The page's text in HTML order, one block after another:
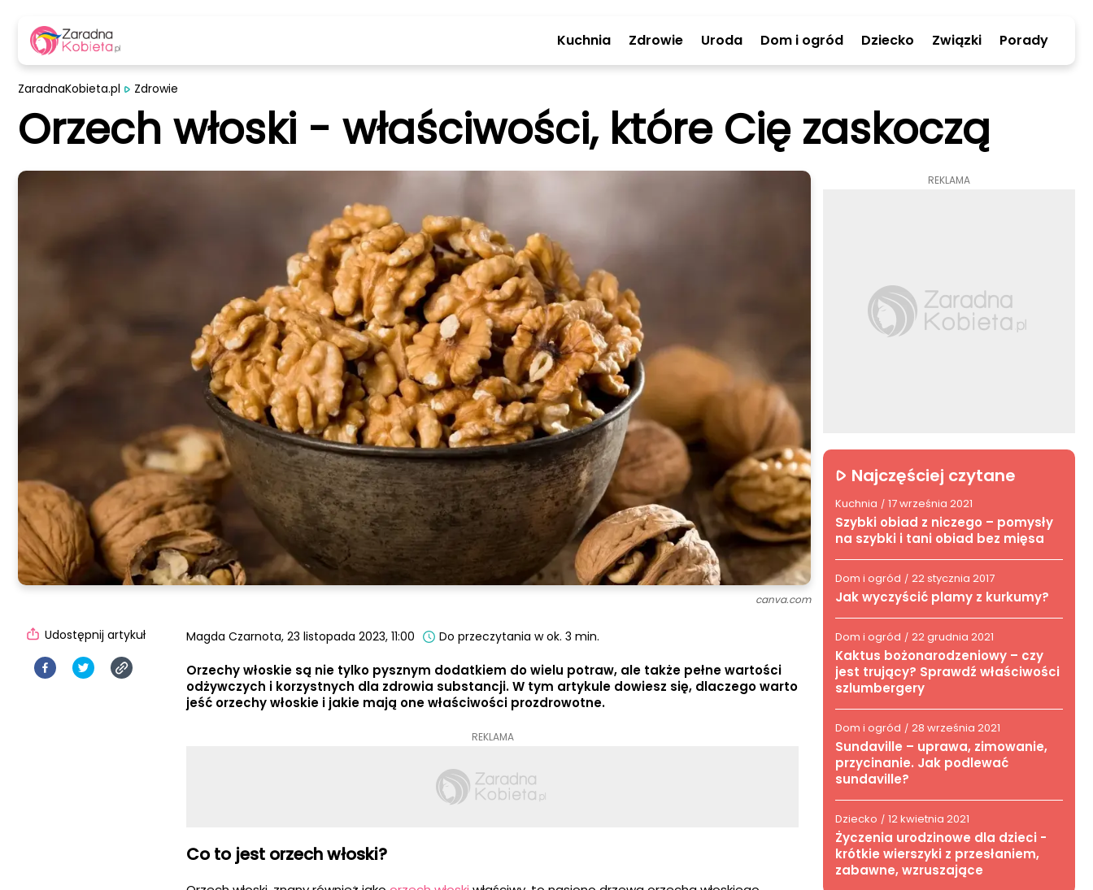
Kuchnia Zdrowie Uroda Dom i ogród Dziecko Związki Porady
canva.com
ZaradnaKobieta.pl Zdrowie
Orzech włoski - właściwości, które Cię zaskoczą
Magda Czarnota, 23 listopada 2023, 11:00 Do przeczytania w ok. 3 min.
Orzechy włoskie są nie tylko pysznym dodatkiem do wielu potraw, ale także pełne wartości
odżywczych i korzystnych dla zdrowia substancji. W tym artykule dowiesz się, dlaczego warto
jeść orzechy włoskie i jakie mają one właściwości prozdrowotne.
REKLAMA
Co to jest orzech włoski?
Udostępnij artykuł
REKLAMA
Najczęściej czytane
Kuchnia / 17 września 2021
Szybki obiad z niczego – pomysły
na szybki i tani obiad bez mięsa
Dom i ogród / 22 stycznia 2017
Jak wyczyścić plamy z kurkumy?
Dom i ogród / 22 grudnia 2021
Kaktus bożonarodzeniowy – czy
jest trujący? Sprawdź właściwości
szlumbergery
Dom i ogród / 28 września 2021
Sundaville – uprawa, zimowanie,
przycinanie. Jak podlewać
sundaville?
Dziecko / 12 kwietnia 2021
Życzenia urodzinowe dla dzieci -
krótkie wierszyki z przesłaniem,
zabawne, wzruszające